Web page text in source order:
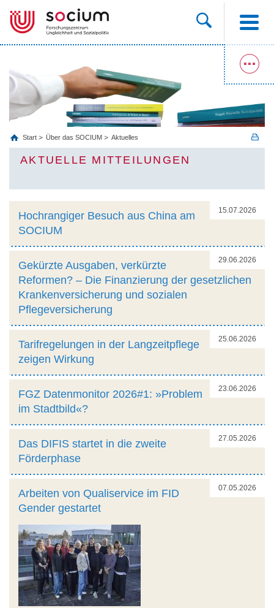
Start Über das SOCIUM Aktuelles
AKTUELLE MITTEILUNGEN
15.07.2026
Hochrangiger Besuch aus China am
SOCIUM
29.06.2026
Gekürzte Ausgaben, verkürzte
Reformen? – Die Finanzierung der gesetzlichen
Krankenversicherung und sozialen
Pflegeversicherung
25.06.2026
Tarifregelungen in der Langzeitpflege
zeigen Wirkung
23.06.2026
FGZ Datenmonitor 2026#1: »Problem
im Stadtbild«?
27.05.2026
Das DIFIS startet in die zweite
Förderphase
07.05.2026
Arbeiten von Qualiservice im FID
Gender gestartet